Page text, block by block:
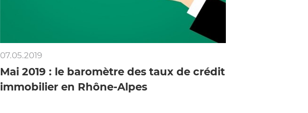
07.05.2019
Mai 2019 : le baromètre des taux de crédit
immobilier en Rhône-Alpes